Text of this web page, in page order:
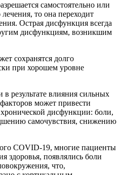
самостоятельно или
то она переходит
Острая дисфункция всегда
дисфункциям, возникшим
сохранятся долго
при хорошем уровне
результате влияния сильных
может привести
дисфункции: боли,
самочувствия, снижению
COVID-19, многие пациенты
здоровья, появлялись боли
что,